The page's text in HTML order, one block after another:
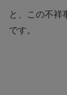
と、この不祥
です。